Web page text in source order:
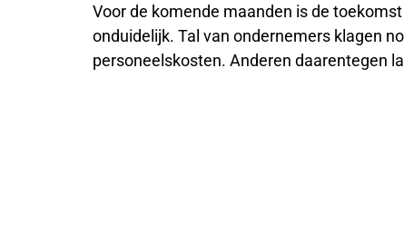
Voor de komende maanden is de
onduidelijk. Tal van ondernemers klagen
personeelskosten. Anderen daarentegen